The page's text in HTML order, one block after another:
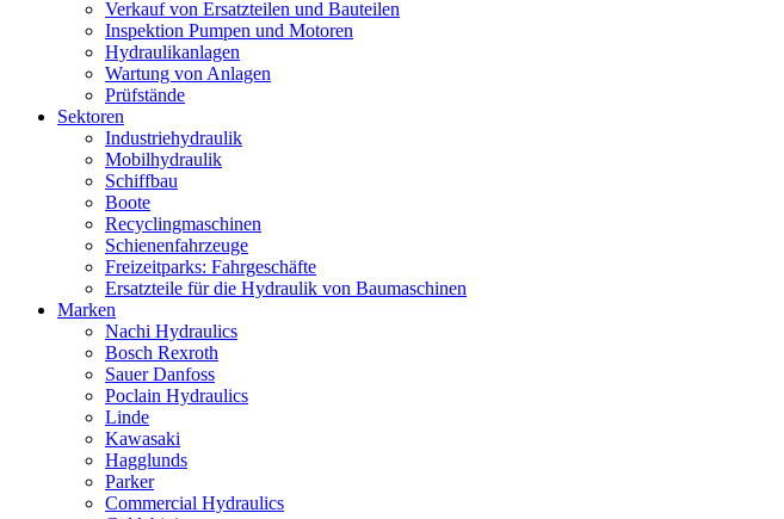
Verkauf von Ersatzteilen und Bauteilen
Inspektion Pumpen und Motoren
Hydraulikanlagen
Wartung von Anlagen
Prüfstände
Sektoren
Industriehydraulik
Mobilhydraulik
Schiffbau
Boote
Recyclingmaschinen
Schienenfahrzeuge
Freizeitparks: Fahrgeschäfte
Ersatzteile für die Hydraulik von Baumaschinen
Marken
Nachi Hydraulics
Bosch Rexroth
Sauer Danfoss
Poclain Hydraulics
Linde
Kawasaki
Hagglunds
Parker
Commercial Hydraulics